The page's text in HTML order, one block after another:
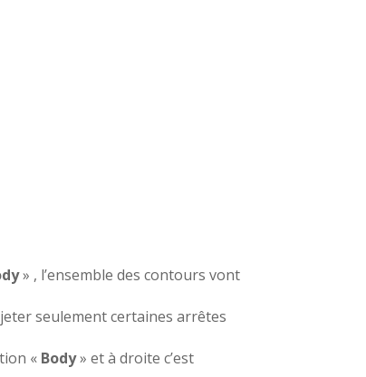
» , l’ensemble des contours vont
seulement certaines arrêtes
« Body» et à droite c’est